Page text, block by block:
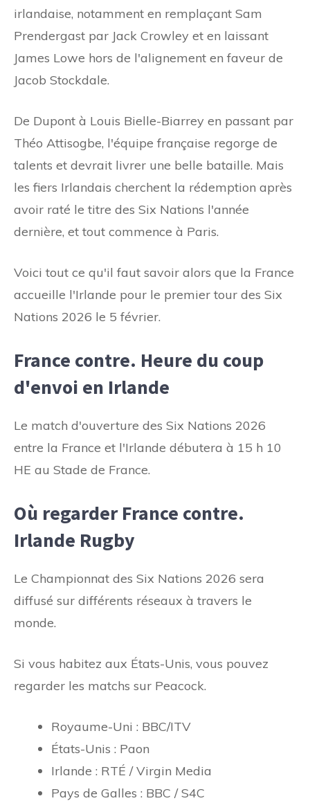
irlandaise, notamment en remplaçant Sam
Prendergast par Jack Crowley et en laissant
James Lowe hors de l'alignement en faveur de
Jacob Stockdale.
De Dupont à Louis Bielle-Biarrey en passant par
Théo Attisogbe, l'équipe française regorge de
talents et devrait livrer une belle bataille. Mais
les fiers Irlandais cherchent la rédemption après
avoir raté le titre des Six Nations l'année
dernière, et tout commence à Paris.
Voici tout ce qu'il faut savoir alors que la France
accueille l'Irlande pour le premier tour des Six
Nations 2026 le 5 février.
France contre. Heure du coup
d'envoi en Irlande
Le match d'ouverture des Six Nations 2026
entre la France et l'Irlande débutera à 15 h 10
HE au Stade de France.
Où regarder France contre.
Irlande Rugby
Le Championnat des Six Nations 2026 sera
diffusé sur différents réseaux à travers le
monde.
Si vous habitez aux États-Unis, vous pouvez
regarder les matchs sur Peacock.
Royaume-Uni : BBC/ITV
États-Unis : Paon
Irlande : RTÉ / Virgin Media
Pays de Galles : BBC / S4C